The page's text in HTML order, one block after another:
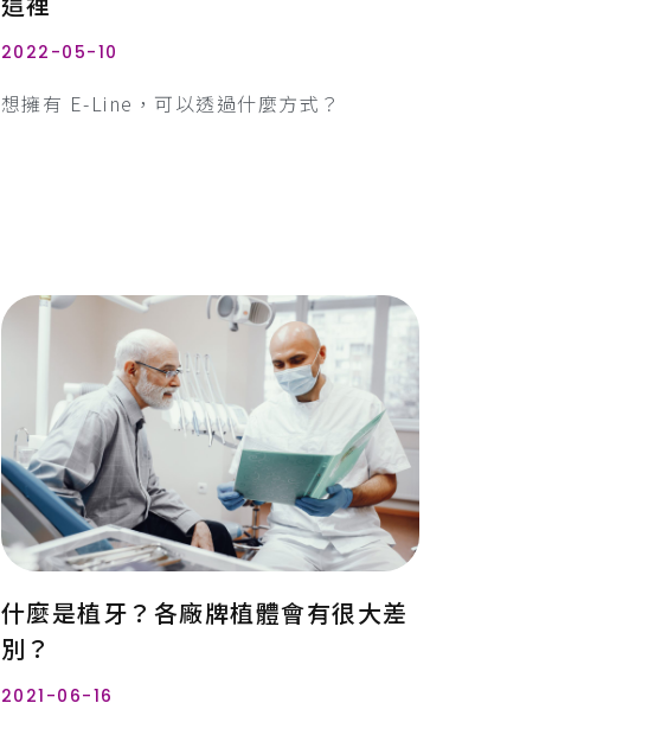
2022-05-10
想擁有 E-Line，可以透過什麼方式？
什麼是植牙？各廠牌植體會有很大差
別？
2021-06-16